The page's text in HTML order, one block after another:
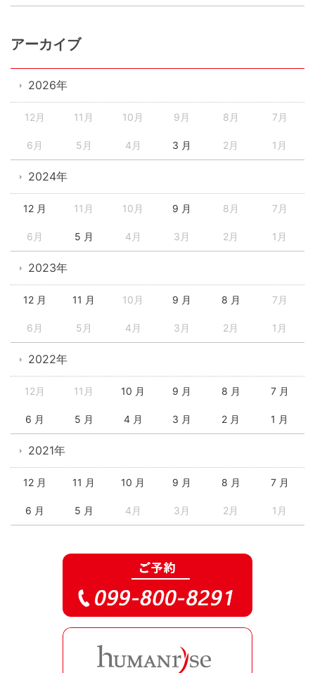
アーカイブ
2026年
12月 11月 10月 9月 8月 7月
6月 5月 4月 3 月 2月 1月
2024年
12 月 11月 10月 9 月 8月 7月
6月 5 月 4月 3月 2月 1月
2023年
12 月 11 月 10月 9 月 8 月 7月
6月 5月 4月 3月 2月 1月
2022年
12月 11月 10 月 9 月 8 月 7 月
6 月 5 月 4 月 3 月 2 月 1 月
2021年
12 月 11 月 10 月 9 月 8 月 7 月
6 月 5 月 4月 3月 2月 1月